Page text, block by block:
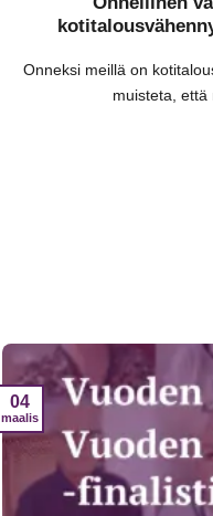
Onneksi meillä on
muisteta, että
04
maalis